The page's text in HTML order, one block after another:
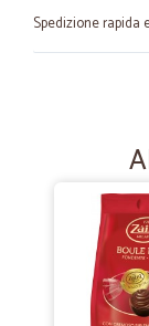
Spedizione rapida
Velocissimi, tutto
Servizio
Servizio perfetto,